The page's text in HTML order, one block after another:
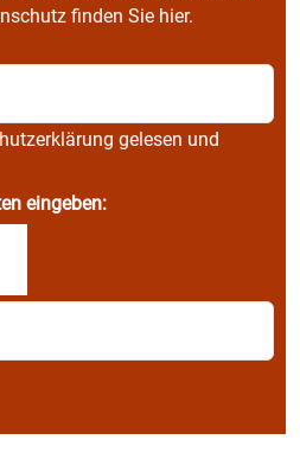
finden Sie hier.
gelesen und
eingeben: